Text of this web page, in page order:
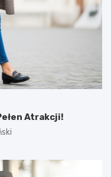
Atrakcji!